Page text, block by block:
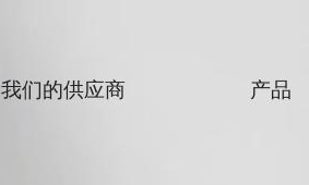
我们的供应商 产品